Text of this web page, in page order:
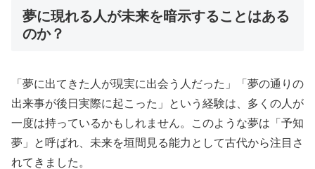
夢に現れる人が未来を暗示することはある
のか？
「夢に出てきた人が現実に出会う人だった」「夢の通りの
出来事が後日実際に起こった」という経験は、多くの人が
一度は持っているかもしれません。このような夢は「予知
夢」と呼ばれ、未来を垣間見る能力として古代から注目さ
れてきました。